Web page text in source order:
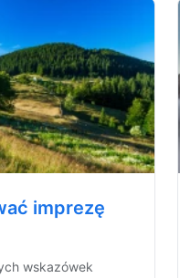
imprezę
wskazówek